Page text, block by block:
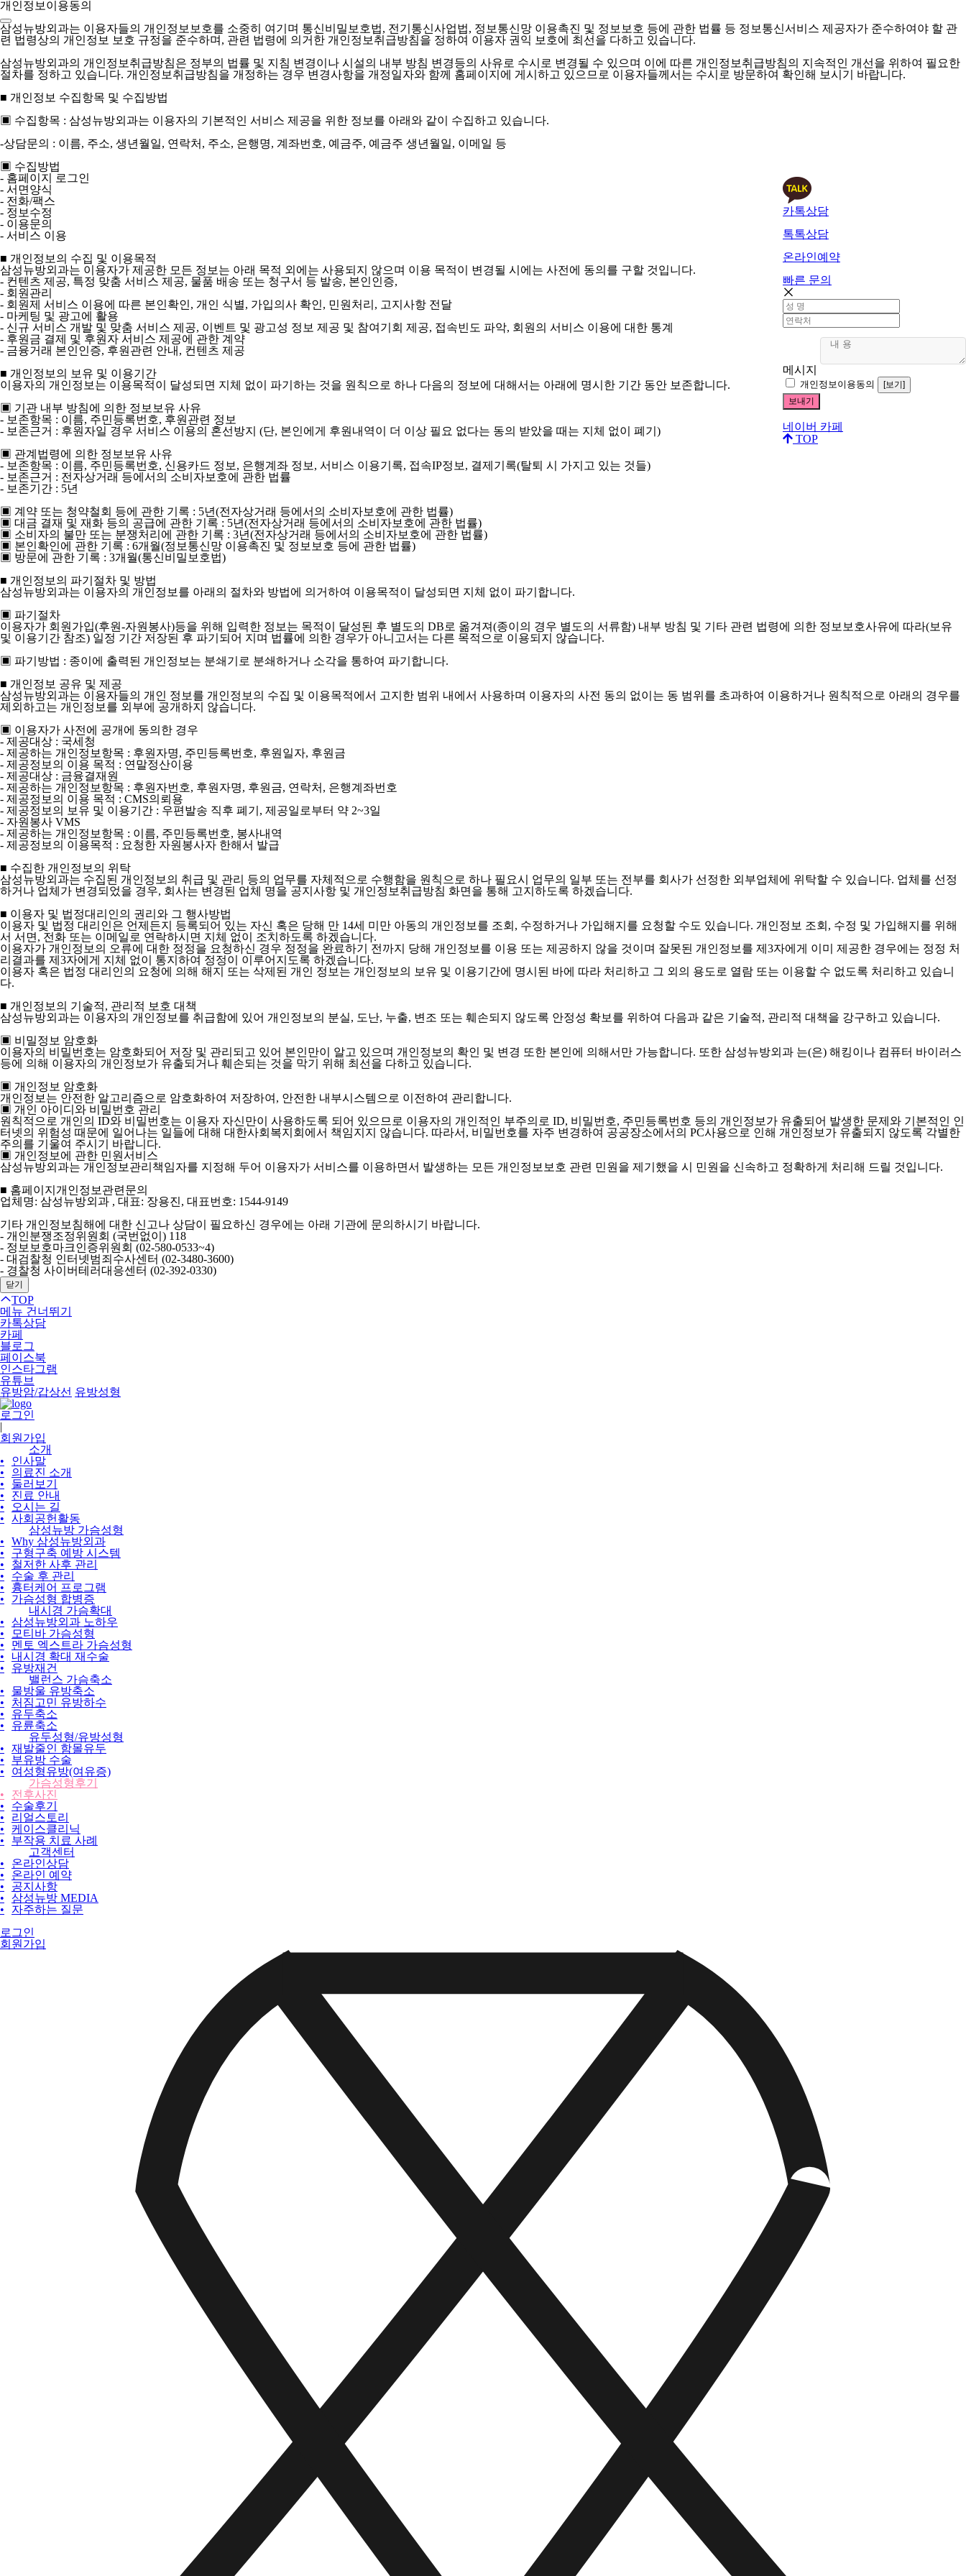
개인정보이용동의
삼성뉴방외과는 이용자들의 개인정보보호를 소중히 여기며 통신비밀보호법, 전기통신사업법, 정보통신망 이용촉진 및 정보보호 등에 관한 법률 등 정보통신서비스 제공자가 준수하여야 할 관
련 법령상의 개인정보 보호 규정을 준수하며, 관련 법령에 의거한 개인정보취급방침을 정하여 이용자 권익 보호에 최선을 다하고 있습니다.
삼성뉴방외과의 개인정보취급방침은 정부의 법률 및 지침 변경이나 시설의 내부 방침 변경등의 사유로 수시로 변경될 수 있으며 이에 따른 개인정보취급방침의 지속적인 개선을 위하여 필요한
절차를 정하고 있습니다. 개인정보취급방침을 개정하는 경우 변경사항을 개정일자와 함께 홈페이지에 게시하고 있으므로 이용자들께서는 수시로 방문하여 확인해 보시기 바랍니다.
■ 개인정보 수집항목 및 수집방법
▣ 수집항목 : 삼성뉴방외과는 이용자의 기본적인 서비스 제공을 위한 정보를 아래와 같이 수집하고 있습니다.
-상담문의 : 이름, 주소, 생년월일, 연락처, 주소, 은행명, 계좌번호, 예금주, 예금주 생년월일, 이메일 등
▣ 수집방법
- 홈페이지 로그인
- 서면양식
- 전화/팩스
- 정보수정
- 이용문의
- 서비스 이용
■ 개인정보의 수집 및 이용목적
삼성뉴방외과는 이용자가 제공한 모든 정보는 아래 목적 외에는 사용되지 않으며 이용 목적이 변경될 시에는 사전에 동의를 구할 것입니다.
- 컨텐츠 제공, 특정 맞춤 서비스 제공, 물품 배송 또는 청구서 등 발송, 본인인증,
- 회원관리
- 회원제 서비스 이용에 따른 본인확인, 개인 식별, 가입의사 확인, 민원처리, 고지사항 전달
- 마케팅 및 광고에 활용
- 신규 서비스 개발 및 맞춤 서비스 제공, 이벤트 및 광고성 정보 제공 및 참여기회 제공, 접속빈도 파악, 회원의 서비스 이용에 대한 통계
- 후원금 결제 및 후원자 서비스 제공에 관한 계약
- 금융거래 본인인증, 후원관련 안내, 컨텐츠 제공
■ 개인정보의 보유 및 이용기간
이용자의 개인정보는 이용목적이 달성되면 지체 없이 파기하는 것을 원칙으로 하나 다음의 정보에 대해서는 아래에 명시한 기간 동안 보존합니다.
▣ 기관 내부 방침에 의한 정보보유 사유
- 보존항목 : 이름, 주민등록번호, 후원관련 정보
- 보존근거 : 후원자일 경우 서비스 이용의 혼선방지 (단, 본인에게 후원내역이 더 이상 필요 없다는 동의 받았을 때는 지체 없이 폐기)
▣ 관계법령에 의한 정보보유 사유
- 보존항목 : 이름, 주민등록번호, 신용카드 정보, 은행계좌 정보, 서비스 이용기록, 접속IP정보, 결제기록(탈퇴 시 가지고 있는 것들)
- 보존근거 : 전자상거래 등에서의 소비자보호에 관한 법률
- 보존기간 : 5년
▣ 계약 또는 청약철회 등에 관한 기록 : 5년(전자상거래 등에서의 소비자보호에 관한 법률)
▣ 대금 결재 및 재화 등의 공급에 관한 기록 : 5년(전자상거래 등에서의 소비자보호에 관한 법률)
▣ 소비자의 불만 또는 분쟁처리에 관한 기록 : 3년(전자상거래 등에서의 소비자보호에 관한 법률)
▣ 본인확인에 관한 기록 : 6개월(정보통신망 이용촉진 및 정보보호 등에 관한 법률)
▣ 방문에 관한 기록 : 3개월(통신비밀보호법)
■ 개인정보의 파기절차 및 방법
삼성뉴방외과는 이용자의 개인정보를 아래의 절차와 방법에 의거하여 이용목적이 달성되면 지체 없이 파기합니다.
▣ 파기절차
이용자가 회원가입(후원-자원봉사)등을 위해 입력한 정보는 목적이 달성된 후 별도의 DB로 옮겨져(종이의 경우 별도의 서류함) 내부 방침 및 기타 관련 법령에 의한 정보보호사유에 따라(보유
및 이용기간 참조) 일정 기간 저장된 후 파기되어 지며 법률에 의한 경우가 아니고서는 다른 목적으로 이용되지 않습니다.
▣ 파기방법 : 종이에 출력된 개인정보는 분쇄기로 분쇄하거나 소각을 통하여 파기합니다.
■ 개인정보 공유 및 제공
삼성뉴방외과는 이용자들의 개인 정보를 개인정보의 수집 및 이용목적에서 고지한 범위 내에서 사용하며 이용자의 사전 동의 없이는 동 범위를 초과하여 이용하거나 원칙적으로 아래의 경우를
제외하고는 개인정보를 외부에 공개하지 않습니다.
▣ 이용자가 사전에 공개에 동의한 경우
- 제공대상 : 국세청
- 제공하는 개인정보항목 : 후원자명, 주민등록번호, 후원일자, 후원금
- 제공정보의 이용 목적 : 연말정산이용
- 제공대상 : 금융결재원
- 제공하는 개인정보항목 : 후원자번호, 후원자명, 후원금, 연락처, 은행계좌번호
- 제공정보의 이용 목적 : CMS의뢰용
- 제공정보의 보유 및 이용기간 : 우편발송 직후 폐기, 제공일로부터 약 2~3일
- 자원봉사 VMS
- 제공하는 개인정보항목 : 이름, 주민등록번호, 봉사내역
- 제공정보의 이용목적 : 요청한 자원봉사자 한해서 발급
■ 수집한 개인정보의 위탁
삼성뉴방외과는 수집된 개인정보의 취급 및 관리 등의 업무를 자체적으로 수행함을 원칙으로 하나 필요시 업무의 일부 또는 전부를 회사가 선정한 외부업체에 위탁할 수 있습니다. 업체를 선정
하거나 업체가 변경되었을 경우, 회사는 변경된 업체 명을 공지사항 및 개인정보취급방침 화면을 통해 고지하도록 하겠습니다.
■ 이용자 및 법정대리인의 권리와 그 행사방법
이용자 및 법정 대리인은 언제든지 등록되어 있는 자신 혹은 당해 만 14세 미만 아동의 개인정보를 조회, 수정하거나 가입해지를 요청할 수도 있습니다. 개인정보 조회, 수정 및 가입해지를 위해
서 서면, 전화 또는 이메일로 연락하시면 지체 없이 조치하도록 하겠습니다.
이용자가 개인정보의 오류에 대한 정정을 요청하신 경우 정정을 완료하기 전까지 당해 개인정보를 이용 또는 제공하지 않을 것이며 잘못된 개인정보를 제3자에게 이미 제공한 경우에는 정정 처
리결과를 제3자에게 지체 없이 통지하여 정정이 이루어지도록 하겠습니다.
이용자 혹은 법정 대리인의 요청에 의해 해지 또는 삭제된 개인 정보는 개인정보의 보유 및 이용기간에 명시된 바에 따라 처리하고 그 외의 용도로 열람 또는 이용할 수 없도록 처리하고 있습니
다.
■ 개인정보의 기술적, 관리적 보호 대책
삼성뉴방외과는 이용자의 개인정보를 취급함에 있어 개인정보의 분실, 도난, 누출, 변조 또는 훼손되지 않도록 안정성 확보를 위하여 다음과 같은 기술적, 관리적 대책을 강구하고 있습니다.
▣ 비밀정보 암호화
이용자의 비밀번호는 암호화되어 저장 및 관리되고 있어 본인만이 알고 있으며 개인정보의 확인 및 변경 또한 본인에 의해서만 가능합니다. 또한 삼성뉴방외과 는(은) 해킹이나 컴퓨터 바이러스
등에 의해 이용자의 개인정보가 유출되거나 훼손되는 것을 막기 위해 최선을 다하고 있습니다.
▣ 개인정보 암호화
개인정보는 안전한 알고리즘으로 암호화하여 저장하여, 안전한 내부시스템으로 이전하여 관리합니다.
▣ 개인 아이디와 비밀번호 관리
원칙적으로 개인의 ID와 비밀번호는 이용자 자신만이 사용하도록 되어 있으므로 이용자의 개인적인 부주의로 ID, 비밀번호, 주민등록번호 등의 개인정보가 유출되어 발생한 문제와 기본적인 인
터넷의 위험성 때문에 일어나는 일들에 대해 대한사회복지회에서 책임지지 않습니다. 따라서, 비밀번호를 자주 변경하여 공공장소에서의 PC사용으로 인해 개인정보가 유출되지 않도록 각별한
주의를 기울여 주시기 바랍니다.
▣ 개인정보에 관한 민원서비스
삼성뉴방외과는 개인정보관리책임자를 지정해 두어 이용자가 서비스를 이용하면서 발생하는 모든 개인정보보호 관련 민원을 제기했을 시 민원을 신속하고 정확하게 처리해 드릴 것입니다.
■ 홈페이지개인정보관련문의
업체명: 삼성뉴방외과 , 대표: 장용진, 대표번호: 1544-9149
기타 개인정보침해에 대한 신고나 상담이 필요하신 경우에는 아래 기관에 문의하시기 바랍니다.
- 개인분쟁조정위원회 (국번없이) 118
- 정보보호마크인증위원회 (02-580-0533~4)
- 대검찰청 인터넷범죄수사센터 (02-3480-3600)
- 경찰청 사이버테러대응센터 (02-392-0330)
닫기
카톡상담
톡톡상담
온라인예약
빠른 문의
메시지
개인정보이용동의 [보기]
네이버 카페
TOP
TOP
메뉴 건너뛰기
카톡상담
카페
블로그
페이스북
인스타그램
유튜브
유방암/갑상선 유방성형
로그인
|
회원가입
소개
•
인사말
•
의료진 소개
•
둘러보기
•
진료 안내
•
오시는 길
•
사회공헌활동
삼성뉴방 가슴성형
•
Why 삼성뉴방외과
•
구형구축 예방 시스템
•
철저한 사후 관리
•
수술 후 관리
•
흉터케어 프로그램
•
가슴성형 합병증
내시경 가슴확대
•
삼성뉴방외과 노하우
•
모티바 가슴성형
•
멘토 엑스트라 가슴성형
•
내시경 확대 재수술
•
유방재건
밸런스 가슴축소
•
물방울 유방축소
•
처짐고민 유방하수
•
유두축소
•
유륜축소
유두성형/유방성형
•
재발줄인 함몰유두
•
부유방 수술
•
여성형유방(여유증)
가슴성형후기
•
전후사진
•
수술후기
•
리얼스토리
•
케이스클리닉
•
부작용 치료 사례
고객센터
•
온라인상담
•
온라인 예약
•
공지사항
•
삼성뉴방 MEDIA
•
자주하는 질문
로그인
회원가입